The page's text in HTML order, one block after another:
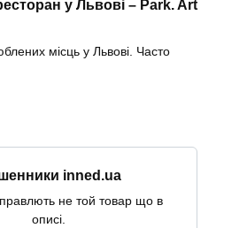
у Львові – Park. Art
місць у Львові. Часто
inned.ua
не той товар що в
описі.